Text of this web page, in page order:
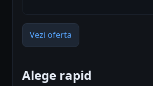
Vezi oferta
Alege rapid